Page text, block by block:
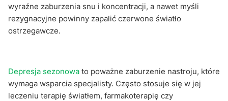
wyraźne zaburzenia snu i koncentracji, a nawet myśli
rezygnacyjne powinny zapalić czerwone światło
ostrzegawcze.
Depresja sezonowa to poważne zaburzenie nastroju, które
wymaga wsparcia specjalisty. Często stosuje się w jej
leczeniu terapię światłem, farmakoterapię czy